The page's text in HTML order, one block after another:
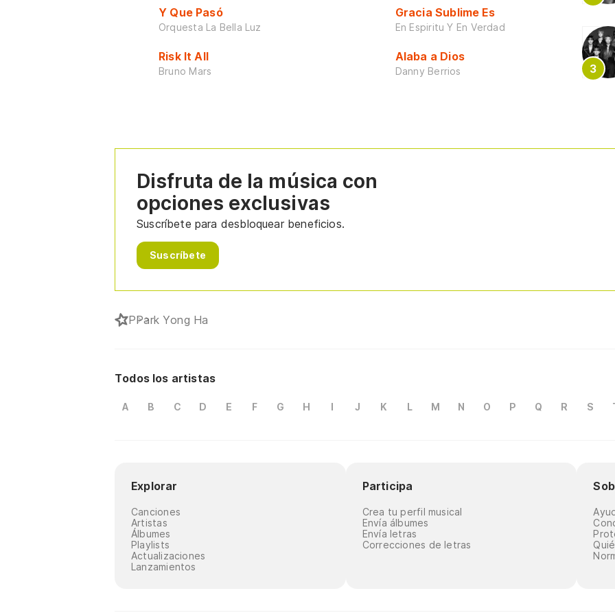
Y Que Pasó
Orquesta La Bella Luz
Risk It All
Bruno Mars
Gracia Sublime Es
En Espiritu Y En Verdad
Alaba a Dios
Danny Berrios
Disfruta de la música con
opciones exclusivas
Suscríbete para desbloquear beneficios.
Suscríbete
PPark Yong Ha
Todos los artistas
A B C D E F G H I J K L M N O P Q R S
Explorar
Canciones
Artistas
Álbumes
Playlists
Actualizaciones
Lanzamientos
Participa
Crea tu perfil musical
Envía álbumes
Envía letras
Correcciones de letras